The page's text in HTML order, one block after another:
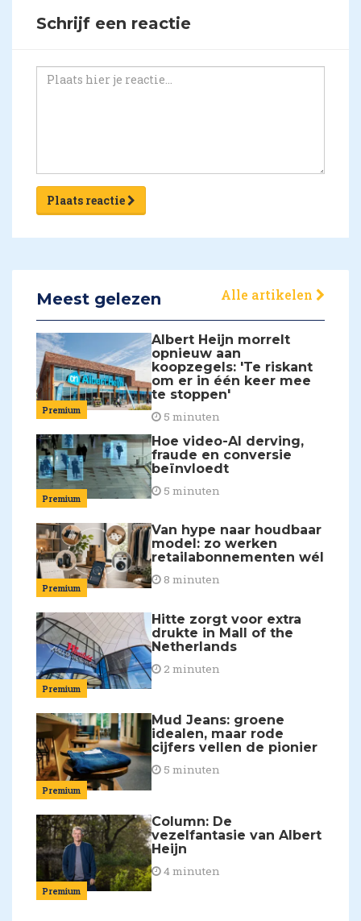
Schrijf een reactie
Plaats reactie
Meest gelezen Alle artikelen
Premium
Albert Heijn morrelt
opnieuw aan
koopzegels: 'Te riskant
om er in één keer mee
te stoppen'
5 minuten
Premium
Hoe video-AI derving,
fraude en conversie
beïnvloedt
5 minuten
Premium
Van hype naar houdbaar
model: zo werken
retailabonnementen wél
8 minuten
Premium
Hitte zorgt voor extra
drukte in Mall of the
Netherlands
2 minuten
Premium
Mud Jeans: groene
idealen, maar rode
cijfers vellen de pionier
5 minuten
Premium
Column: De
vezelfantasie van Albert
Heijn
4 minuten